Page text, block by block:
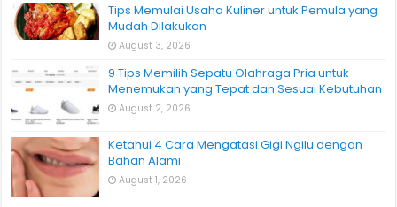
Tips Memulai Usaha Kuliner untuk Pemula yang
Mudah Dilakukan
August 3, 2026
9 Tips Memilih Sepatu Olahraga Pria untuk
Menemukan yang Tepat dan Sesuai Kebutuhan
August 2, 2026
Ketahui 4 Cara Mengatasi Gigi Ngilu dengan
Bahan Alami
August 1, 2026